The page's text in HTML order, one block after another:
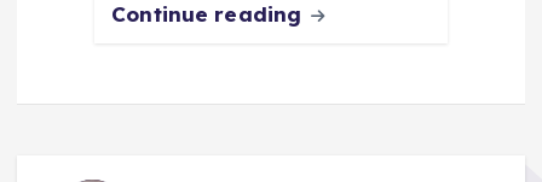
Continue reading